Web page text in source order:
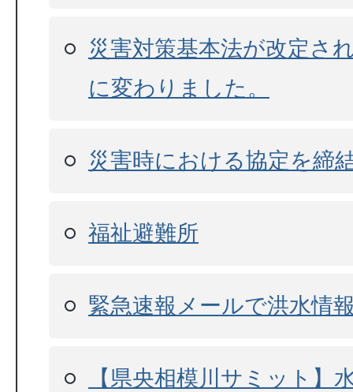
災害対策基本法が改定さ
に変わりました。
災害時における協定を締
福祉避難所
緊急速報メールで洪水情
【県央相模川サミット】